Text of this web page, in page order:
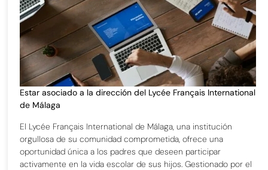
Estar asociado a la dirección del Lycée Français International
de Málaga
El Lycée Français International de Málaga, una institución
orgullosa de su comunidad comprometida, ofrece una
oportunidad única a los padres que deseen participar
activamente en la vida escolar de sus hijos. Gestionado por el